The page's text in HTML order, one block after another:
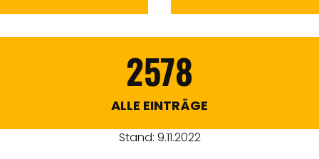
2578
ALLE EINTRÄGE
Stand: 9.11.2022